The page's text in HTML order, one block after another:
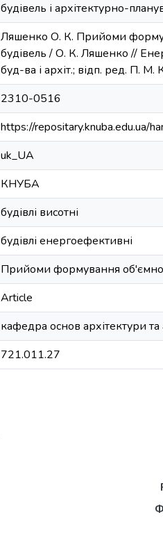
будівель і архітектурно-
Ляшенко О. К. Прийоми
будівель / О. К. Ляшенко //
буд-ва і архіт.; відп. ред. П.
2310-0516
https://repositary.knuba.edu.ua/
uk_UA
КНУБА
будівлі висотні
будівлі енергоефективні
Прийоми формування
Article
кафедра основ архітектури
721.011.27